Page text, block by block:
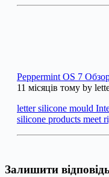
Peppermint OS 7
11 місяців тому by
letter silicone mould
silicone products meet
Залишити